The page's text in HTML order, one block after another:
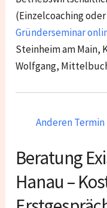
(Einzelcoaching
Gründerseminar
Steinheim am Main,
Wolfgang,
Anderen
Beratung
Hanau –